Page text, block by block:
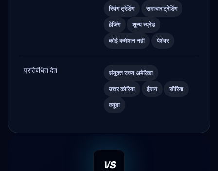
स्विंग ट्रेडिंग समाचार ट्रेडिंग
हेजिंग शून्य स्प्रेड
कोई कमीशन नहीं पेशेवर
प्रतिबंधित देश संयुक्त राज्य अमेरिका
उत्तर कोरिया ईरान सीरिया
क्यूबा
VS